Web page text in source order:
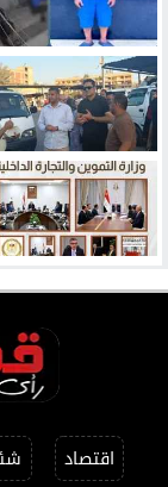
اقتصاد